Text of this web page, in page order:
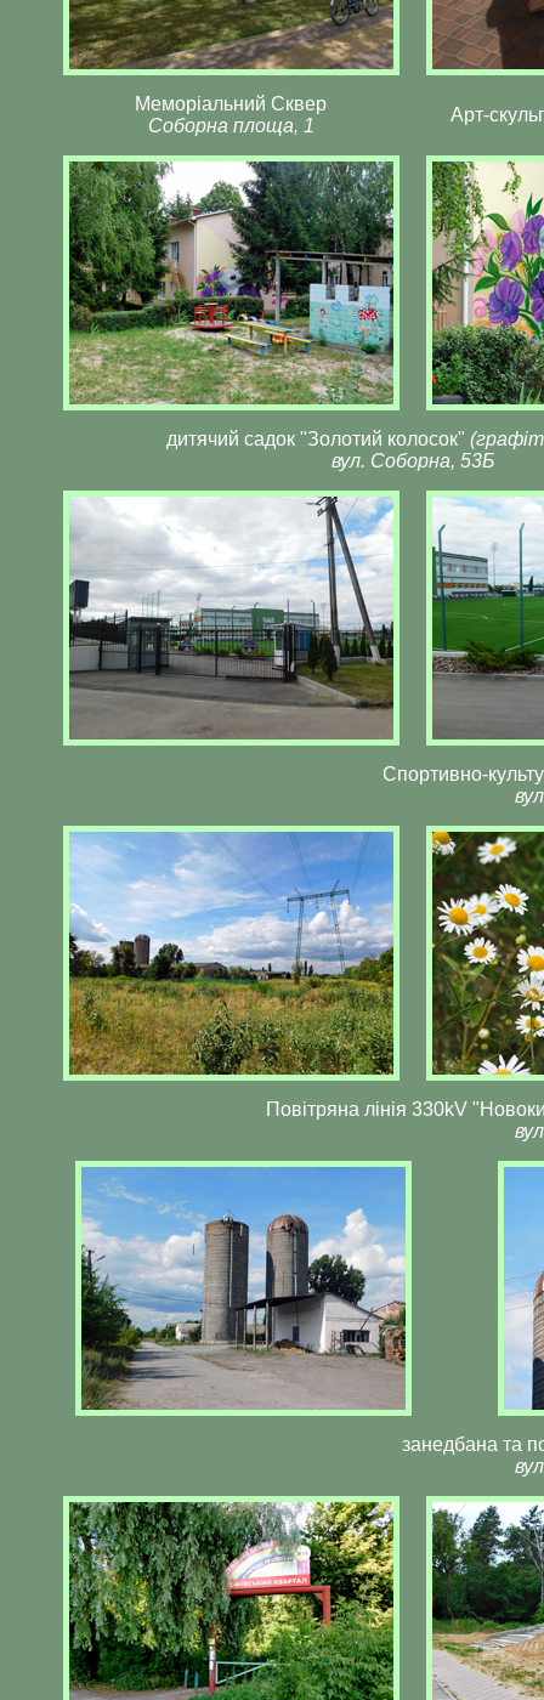
Меморіальний Сквер
Соборна площа, 1
Арт-
дитячий садок "Золотий колосок"
вул. Соборна, 53Б
Спортивно-
Повітряна лінія 330kV
занедбана та